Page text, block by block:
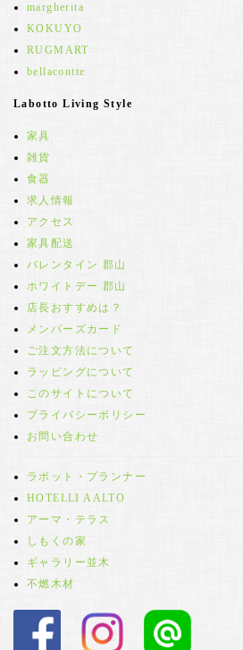
margherita
KOKUYO
RUGMART
bellacontte
Labotto Living Style
家具
雑貨
食器
求人情報
アクセス
家具配送
バレンタイン 郡山
ホワイトデー 郡山
店長おすすめは？
メンバーズカード
ご注文方法について
ラッピングについて
このサイトについて
プライバシーポリシー
お問い合わせ
ラボット・プランナー
HOTELLI AALTO
アーマ・テラス
しもくの家
ギャラリー並木
不燃木材